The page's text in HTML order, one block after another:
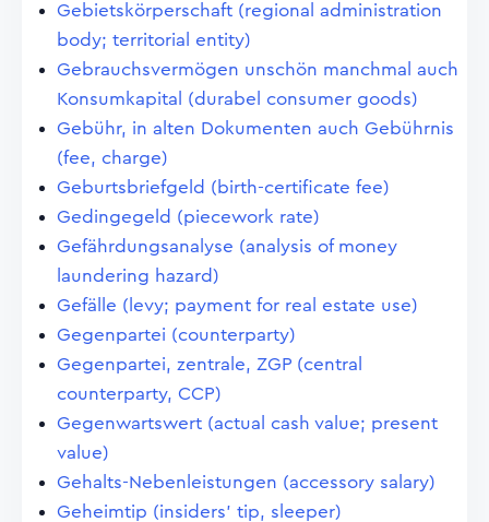
Gebietskörperschaft (regional administration
body; territorial entity)
Gebrauchsvermögen unschön manchmal auch
Konsumkapital (durabel consumer goods)
Gebühr, in alten Dokumenten auch Gebührnis
(fee, charge)
Geburtsbriefgeld (birth-certificate fee)
Gedingegeld (piecework rate)
Gefährdungsanalyse (analysis of money
laundering hazard)
Gefälle (levy; payment for real estate use)
Gegenpartei (counterparty)
Gegenpartei, zentrale, ZGP (central
counterparty, CCP)
Gegenwartswert (actual cash value; present
value)
Gehalts-Nebenleistungen (accessory salary)
Geheimtip (insiders' tip, sleeper)